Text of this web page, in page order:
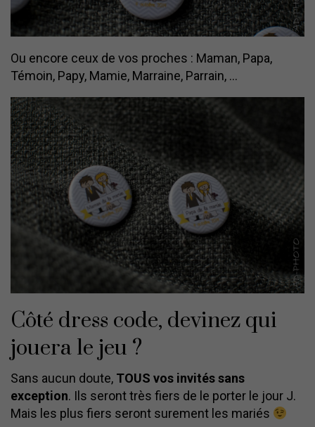
Ou encore ceux de vos proches : Maman, Papa,
Témoin, Papy, Mamie, Marraine, Parrain, …
Côté dress code, devinez qui
jouera le jeu ?
Sans aucun doute, TOUS vos invités sans
exception. Ils seront très fiers de le porter le jour J.
Mais les plus fiers seront surement les mariés